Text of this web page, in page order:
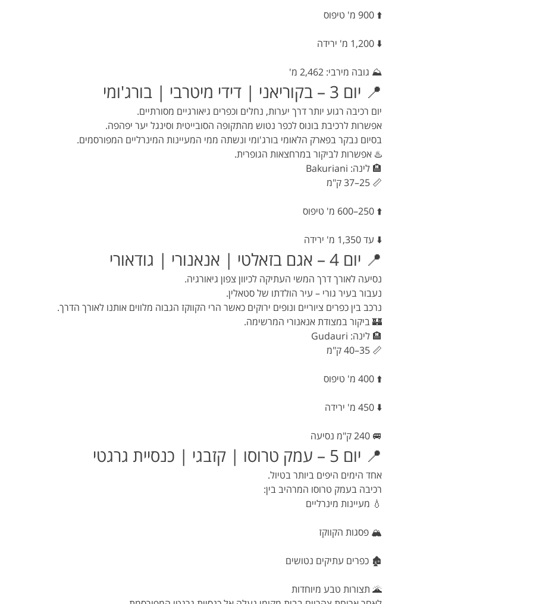
⬆️ 900 מ' טיפוס
⬇️ 1,200 מ' ירידה
⛰️ גובה מירבי: 2,462 מ'
📍 יום 3 – בקוריאני | דידי מיטרבי | בורג'ומי
יום רכיבה רגוע יותר דרך יערות, נחלים וכפרים גיאורגיים מסורתיים.
אפשרות לרכיבת בונוס לכפר נטוש מהתקופה הסובייטית וסינגל יער יפהפה.
בסיום נבקר בפארק הלאומי בורג'ומי ונשתה ממי המעיינות המינרליים המפורסמים.
♨️ אפשרות לביקור במרחצאות הגופרית.
🏨 לינה: Bakuriani
📏 25–37 ק"מ
⬆️ 250–600 מ' טיפוס
⬇️ עד 1,350 מ' ירידה
📍 יום 4 – אגם בזאלטי | אנאנורי | גודאורי
נסיעה לאורך דרך המשי העתיקה לכיוון צפון גיאורגיה.
נעבור בעיר גורי – עיר הולדתו של סטאלין.
נרכב בין כפרים ציוריים ונופים ירוקים כאשר הרי הקווקז הגבוה מלווים אותנו לאורך הדרך.
🏰 ביקור במצודת אנאנורי המרשימה.
🏨 לינה: Gudauri
📏 35–40 ק"מ
⬆️ 400 מ' טיפוס
⬇️ 450 מ' ירידה
🚐 240 ק"מ נסיעה
📍 יום 5 – עמק טרוסו | קזבגי | כנסיית גרגטי
אחד הימים היפים ביותר בטיול.
רכיבה בעמק טרוסו המרהיב בין:
💧 מעיינות מינרליים
🏔️ פסגות הקווקז
🏚️ כפרים עתיקים נטושים
🌋 תצורות טבע מיוחדות